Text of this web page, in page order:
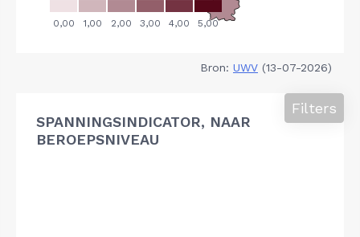
Bron: UWV (13-07-2026)
SPANNINGSINDICATOR, NAAR
BEROEPSNIVEAU
Filters